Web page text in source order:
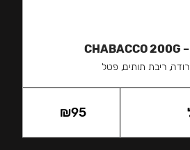
CHABACCO 200G
ריבת תותים, פטל
₪95